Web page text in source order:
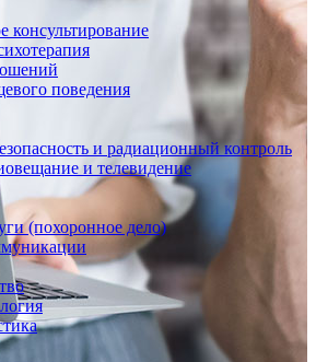
консультирование
поведения
и радиационный контроль
и телевидение
(похоронное дело)